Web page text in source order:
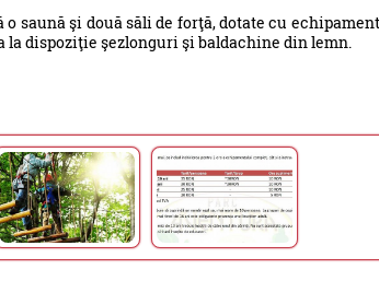
saună şi două săli de forţă, dotate cu
la dispoziţie şezlonguri şi baldachine din lemn.